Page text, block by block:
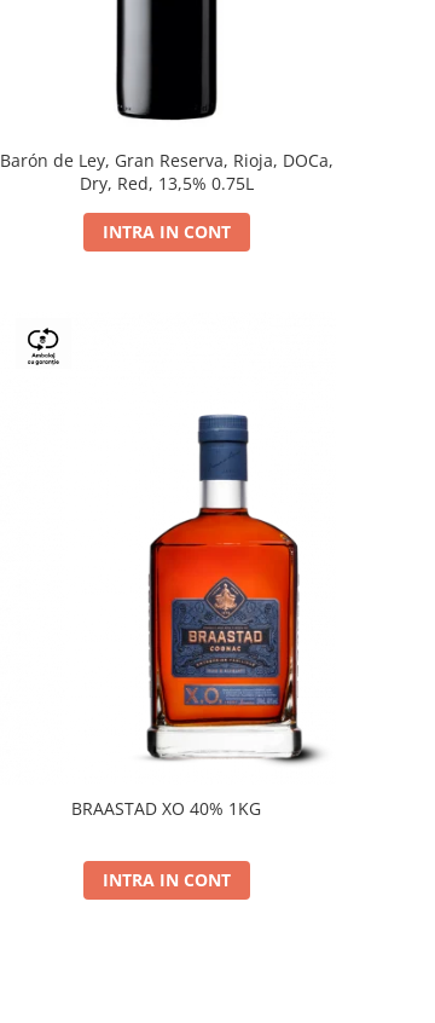
Barón de Ley, Gran Reserva, Rioja, DOCa,
Dry, Red, 13,5% 0.75L
INTRA IN CONT
BRAASTAD XO 40% 1KG
INTRA IN CONT